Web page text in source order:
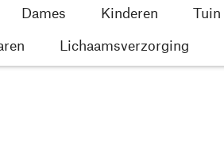
Dames Kinderen Tuin
Lichaamsverzorging